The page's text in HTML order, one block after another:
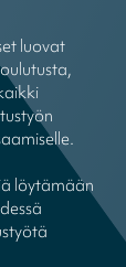
luovat
löytämään